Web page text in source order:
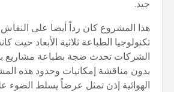
جيد.
هذا المشروع كان رداً أيضا على
تكنولوجيا الطباعة ثلاثية الأبعاد حيث
الشركات تحدث ضجة بطباعة مشاريع
بدون مناقشة إمكانيات وحدود هذه
الهوائية إذن تمثل عرضاً يسلط الضوء